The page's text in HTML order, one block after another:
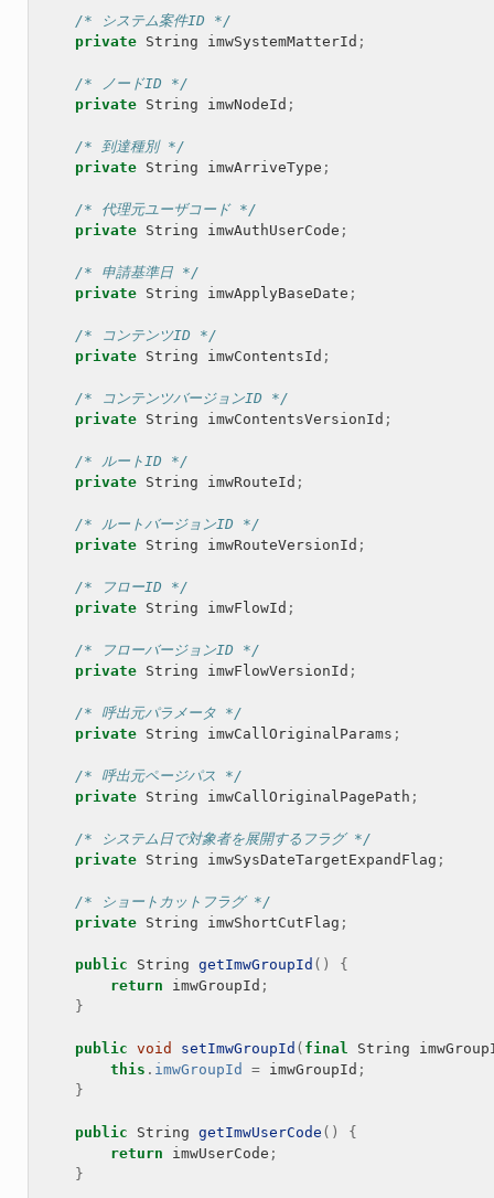
/* システム案件ID */
private String imwSystemMatterId ;
/* ノードID */
private String imwNodeId ;
/* 到達種別 */
private String imwArriveType ;
/* 代理元ユーザコード */
private String imwAuthUserCode ;
/* 申請基準日 */
private String imwApplyBaseDate ;
/* コンテンツID */
private String imwContentsId ;
/* コンテンツバージョンID */
private String imwContentsVersionId ;
/* ルートID */
private String imwRouteId ;
/* ルートバージョンID */
private String imwRouteVersionId ;
/* フローID */
private String imwFlowId ;
/* フローバージョンID */
private String imwFlowVersionId ;
/* 呼出元パラメータ */
private String imwCallOriginalParams ;
/* 呼出元ページパス */
private String imwCallOriginalPagePath ;
/* システム日で対象者を展開するフラグ */
private String imwSysDateTargetExpandFlag ;
/* ショートカットフラグ */
private String imwShortCutFlag ;
public String getImwGroupId ()
{
return
imwGroupId ;
}
public void setImwGroupId ( final String
this . imwGroupId = imwGroupId ;
}
public String getImwUserCode ()
{
return
imwUserCode ;
}